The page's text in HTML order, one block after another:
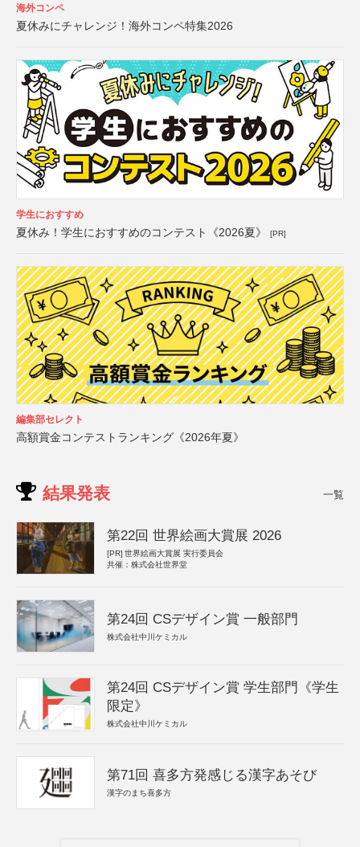
海外コンペ
夏休みにチャレンジ！海外コンペ特集2026
学生におすすめ
夏休み！学生におすすめのコンテスト《2026夏》 [PR]
編集部セレクト
高額賞金コンテストランキング《2026年夏》
結果発表 一覧
第22回 世界絵画大賞展 2026
[PR] 世界絵画大賞展 実行委員会
共催：株式会社世界堂
第24回 CSデザイン賞 一般部門
株式会社中川ケミカル
第24回 CSデザイン賞 学生部門《学生
限定》
株式会社中川ケミカル
第71回 喜多方発感じる漢字あそび
漢字のまち喜多方